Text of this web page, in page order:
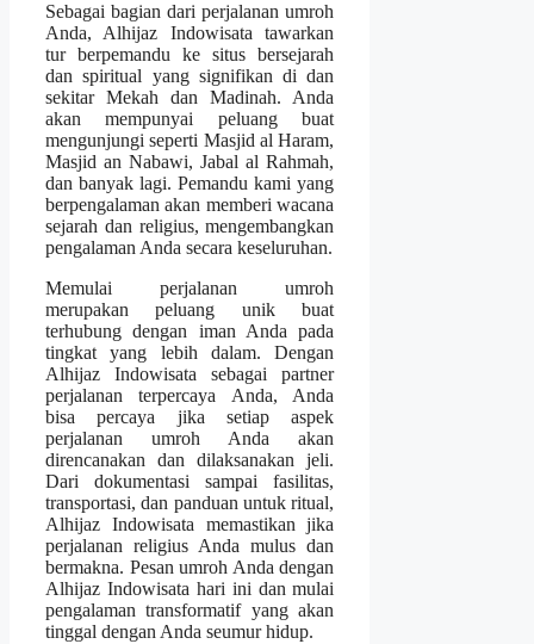
Sebagai bagian dari perjalanan umroh
Anda, Alhijaz Indowisata tawarkan
tur berpemandu ke situs bersejarah
dan spiritual yang signifikan di dan
sekitar Mekah dan Madinah. Anda
akan mempunyai peluang buat
mengunjungi seperti Masjid al Haram,
Masjid an Nabawi, Jabal al Rahmah,
dan banyak lagi. Pemandu kami yang
berpengalaman akan memberi wacana
sejarah dan religius, mengembangkan
pengalaman Anda secara keseluruhan.
Memulai perjalanan umroh
merupakan peluang unik buat
terhubung dengan iman Anda pada
tingkat yang lebih dalam. Dengan
Alhijaz Indowisata sebagai partner
perjalanan terpercaya Anda, Anda
bisa percaya jika setiap aspek
perjalanan umroh Anda akan
direncanakan dan dilaksanakan jeli.
Dari dokumentasi sampai fasilitas,
transportasi, dan panduan untuk ritual,
Alhijaz Indowisata memastikan jika
perjalanan religius Anda mulus dan
bermakna. Pesan umroh Anda dengan
Alhijaz Indowisata hari ini dan mulai
pengalaman transformatif yang akan
tinggal dengan Anda seumur hidup.